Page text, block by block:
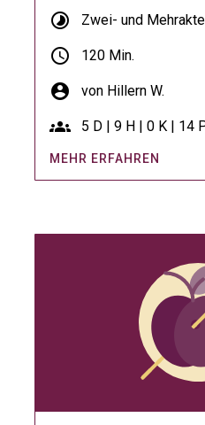
timelapse Zwei- und
schedule 120 Min.
account_circle von Hillern W.
groups 5 D | 9 H | 0 K | 14
MEHR ERFAHREN